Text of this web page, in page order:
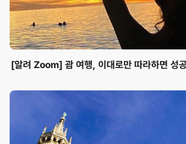
[알려 Zoom] 괌 여행, 이대로만 따라하면 성